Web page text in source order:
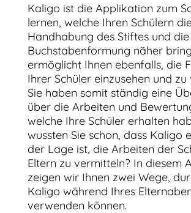
Kaligo ist die Applikation zum
lernen, welche Ihren Schülern
Handhabung des Stiftes und
Buchstabenformung näher
ermöglicht Ihnen ebenfalls, die
Ihrer Schüler einzusehen und
Sie haben somit ständig eine
über die Arbeiten und
welche Ihre Schüler erhalten
wussten Sie schon, dass Kaligo
der Lage ist, die Arbeiten der
Eltern zu vermitteln? In diesem
zeigen wir Ihnen zwei Wege,
Kaligo während Ihres
verwenden können.